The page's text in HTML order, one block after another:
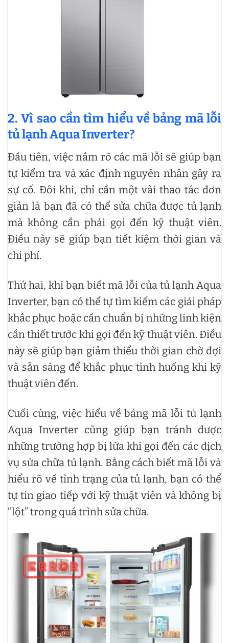
2. Vì sao cần tìm hiểu về bảng mã lỗi
tủ lạnh Aqua Inverter?
Đầu tiên, việc nắm rõ các mã lỗi sẽ giúp bạn
tự kiểm tra và xác định nguyên nhân gây ra
sự cố. Đôi khi, chỉ cần một vài thao tác đơn
giản là bạn đã có thể sửa chữa được tủ lạnh
mà không cần phải gọi đến kỹ thuật viên.
Điều này sẽ giúp bạn tiết kiệm thời gian và
chi phí.
Thứ hai, khi bạn biết mã lỗi của tủ lạnh Aqua
Inverter, bạn có thể tự tìm kiếm các giải pháp
khắc phục hoặc cần chuẩn bị những linh kiện
cần thiết trước khi gọi đến kỹ thuật viên. Điều
này sẽ giúp bạn giảm thiểu thời gian chờ đợi
và sẵn sàng để khắc phục tình huống khi kỹ
thuật viên đến.
Cuối cùng, việc hiểu về bảng mã lỗi tủ lạnh
Aqua Inverter cũng giúp bạn tránh được
những trường hợp bị lừa khi gọi đến các dịch
vụ sửa chữa tủ lạnh. Bằng cách biết mã lỗi và
hiểu rõ về tình trạng của tủ lạnh, bạn có thể
tự tin giao tiếp với kỹ thuật viên và không bị
“lột” trong quá trình sửa chữa.